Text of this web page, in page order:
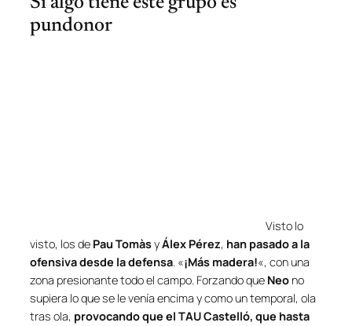
pundonor
Visto lo
visto, los de Pau TomàsyÁlex Pérez, han pasado a la
ofensiva desde la defensa. «¡Más madera!«, con una
zona presionante todo el campo. Forzando que Neo no
supiera lo que se le venía encima y como un temporal, ola
tras ola, provocando que el TAU Castelló, que hasta